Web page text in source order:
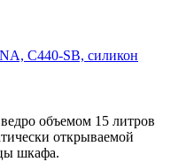
C440-SB, силикон
объемом 15 литров
открываемой
шкафа.